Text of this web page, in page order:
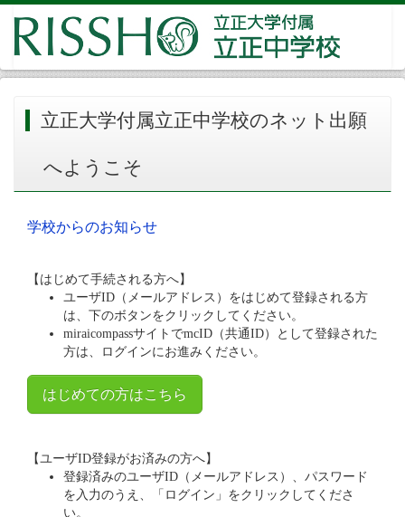
立正大学付属立正中学校のネット出願
へようこそ
学校からのお知らせ
【はじめて手続される方へ】
ユーザID（メールアドレス）をはじめて登録される方
は、下のボタンをクリックしてください。
miraicompassサイトでmcID（共通ID）として登録された
方は、ログインにお進みください。
はじめての方はこちら
【ユーザID登録がお済みの方へ】
登録済みのユーザID（メールアドレス）、パスワード
を入力のうえ、「ログイン」をクリックしてくださ
い。